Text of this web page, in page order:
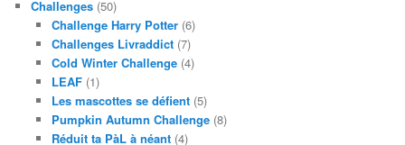
Challenges (50)
Challenge Harry Potter(6)
Challenges Livraddict(7)
Cold Winter Challenge(4)
LEAF(1)
Les mascottes se défient(5)
Pumpkin Autumn Challenge(8)
Réduit ta PàL à néant(4)